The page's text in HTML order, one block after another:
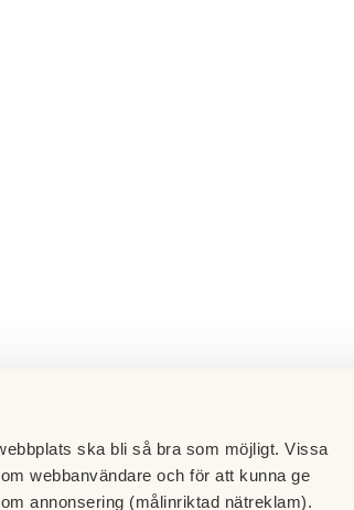
ska bli så bra som möjligt. Vissa
webbanvändare och för att kunna ge
annonsering (målinriktad nätreklam).